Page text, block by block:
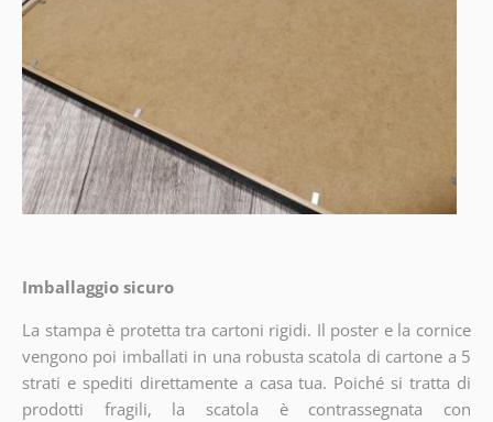
Imballaggio sicuro
La stampa è protetta tra cartoni rigidi. Il poster e la cornice
vengono poi imballati in una robusta scatola di cartone a 5
strati e spediti direttamente a casa tua. Poiché si tratta di
prodotti fragili, la scatola è contrassegnata con